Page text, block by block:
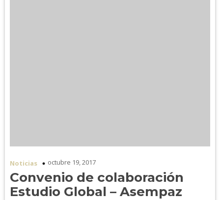
Noticias octubre 19, 2017
Convenio de colaboración
Estudio Global – Asempaz